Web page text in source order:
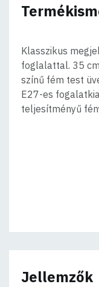
Klasszikus
foglalattal. 35
színű fém test
E27-es
teljesítményű
Jellemzők